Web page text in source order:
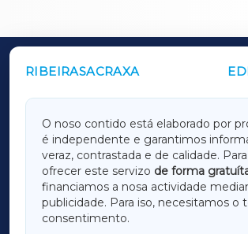
RIBEIRASACRAXA
O noso contido está elaborado por
é independente e garantimos
veraz, contrastada e de calidade.
ofrecer este servizo de forma
financiamos a nosa actividade
publicidade. Para iso, necesitamos o
consentimento.
OUTROS PERIÓDICOS
LUGOXA
TERRACHAXA